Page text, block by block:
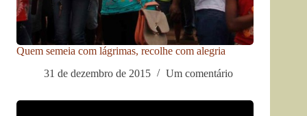
Quem semeia com lágrimas, recolhe com alegria
31 de dezembro de 2015
Um comentário